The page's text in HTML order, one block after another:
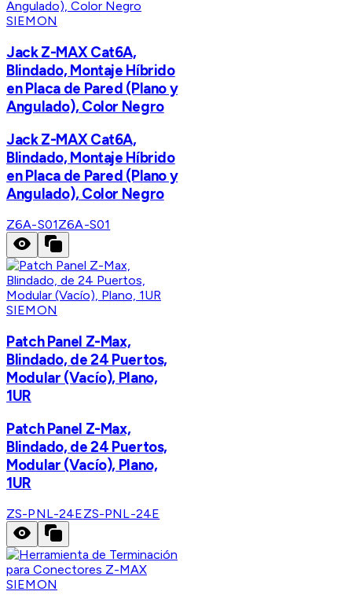
SIEMON
Jack Z-MAX Cat6A,
Blindado, Montaje Híbrido
en Placa de Pared (Plano y
Angulado), Color Negro
Jack Z-MAX Cat6A,
Blindado, Montaje Híbrido
en Placa de Pared (Plano y
Angulado), Color Negro
Z6A-S01Z6A-S01
SIEMON
Patch Panel Z-Max,
Blindado, de 24 Puertos,
Modular (Vacío), Plano,
1UR
Patch Panel Z-Max,
Blindado, de 24 Puertos,
Modular (Vacío), Plano,
1UR
ZS-PNL-24EZS-PNL-24E
SIEMON